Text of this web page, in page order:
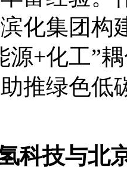
化集团构
源+化工”
推绿色低
科技与